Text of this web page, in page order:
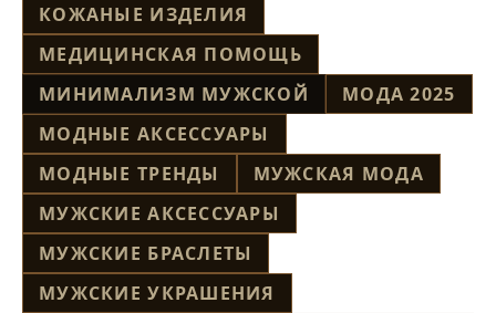
КОЖАНЫЕ ИЗДЕЛИЯ
МЕДИЦИНСКАЯ ПОМОЩЬ
МИНИМАЛИЗМ МУЖСКОЙ
МОДА 2025
МОДНЫЕ АКСЕССУАРЫ
МОДНЫЕ ТРЕНДЫ
МУЖСКАЯ МОДА
МУЖСКИЕ АКСЕССУАРЫ
МУЖСКИЕ БРАСЛЕТЫ
МУЖСКИЕ УКРАШЕНИЯ